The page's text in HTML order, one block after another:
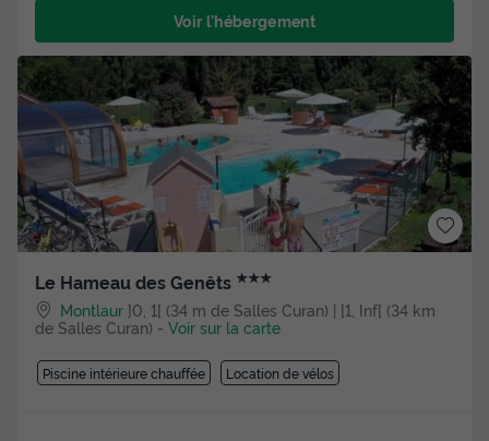
Voir l'hébergement
Le Hameau des Genêts ★★★
Montlaur ]0, 1[ (34 m de Salles Curan) | [1, Inf[ (34 km
de Salles Curan) - Voir sur la carte
Piscine intérieure chauffée Location de vélos